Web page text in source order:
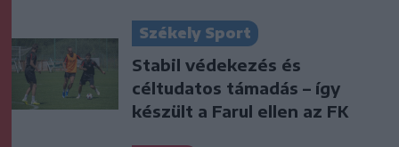
Székely Sport
Stabil védekezés és
céltudatos támadás – így
készült a Farul ellen az FK